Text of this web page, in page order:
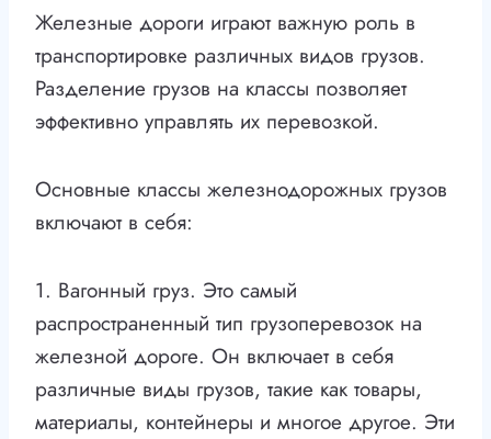
Железные дороги играют важную роль в
транспортировке различных видов грузов.
Разделение грузов на классы позволяет
эффективно управлять их перевозкой.
Основные классы железнодорожных грузов
включают в себя:
1. Вагонный груз. Это самый
распространенный тип грузоперевозок на
железной дороге. Он включает в себя
различные виды грузов, такие как товары,
материалы, контейнеры и многое другое. Эти